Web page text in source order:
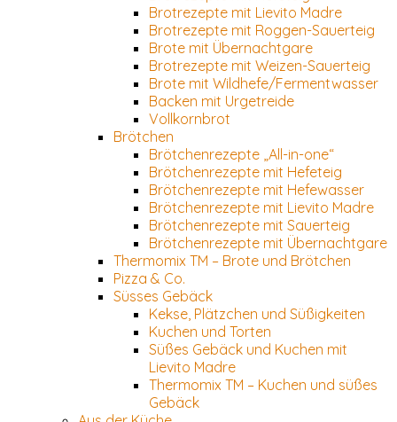
Brotrezepte mit Lievito Madre
Brotrezepte mit Roggen-Sauerteig
Brote mit Übernachtgare
Brotrezepte mit Weizen-Sauerteig
Brote mit Wildhefe/Fermentwasser
Backen mit Urgetreide
Vollkornbrot
Brötchen
Brötchenrezepte „All-in-one“
Brötchenrezepte mit Hefeteig
Brötchenrezepte mit Hefewasser
Brötchenrezepte mit Lievito Madre
Brötchenrezepte mit Sauerteig
Brötchenrezepte mit Übernachtgare
Thermomix TM – Brote und Brötchen
Pizza & Co.
Süsses Gebäck
Kekse, Plätzchen und Süßigkeiten
Kuchen und Torten
Süßes Gebäck und Kuchen mit
Lievito Madre
Thermomix TM – Kuchen und süßes
Gebäck